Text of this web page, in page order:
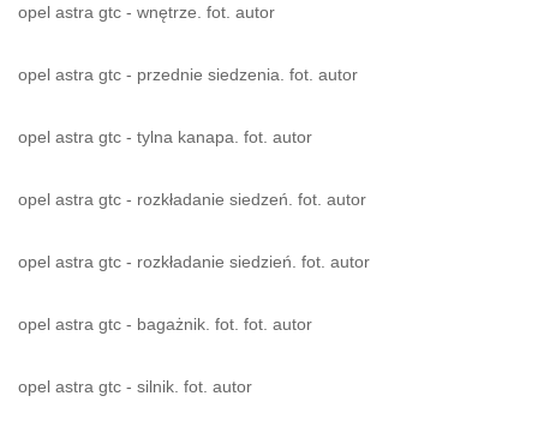
opel astra gtc - wnętrze. fot. autor
opel astra gtc - przednie siedzenia. fot. autor
opel astra gtc - tylna kanapa. fot. autor
opel astra gtc - rozkładanie siedzeń. fot. autor
opel astra gtc - rozkładanie siedzień. fot. autor
opel astra gtc - bagażnik. fot. fot. autor
opel astra gtc - silnik. fot. autor